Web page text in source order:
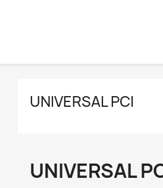
UNIVERSAL PCI
UNIVERSAL